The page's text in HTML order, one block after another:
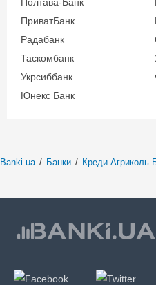
ПриватБанк
Радабанк
Таскомбанк
Укрсиббанк
Юнекс Банк
Banki.ua / Банки / Креди Агриколь